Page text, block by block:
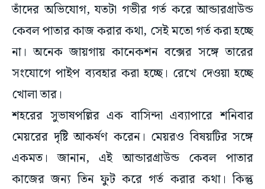
তাঁদের অভিযোগ, যতটা গভীর গর্ত করে আন্ডারগ্রাউন্ড
কেবল পাতার কাজ করার কথা, সেই মতো গর্ত করা হচ্ছে
না। অনেক জায়গায় কানেকশন বক্সের সঙ্গে তারের
সংযোগে পাইপ ব্যবহার করা হচ্ছে। রেখে দেওয়া হচ্ছে
খোলা তার।
শহরের সুভাষপল্লির এক বাসিন্দা এব্যাপারে শনিবার
মেয়রের দৃষ্টি আকর্ষণ করেন। মেয়রও বিষয়টির সঙ্গে
একমত। জানান, এই আন্ডারগ্রাউন্ড কেবল পাতার
কাজের জন্য তিন ফুট করে গর্ত করার কথা। কিন্তু